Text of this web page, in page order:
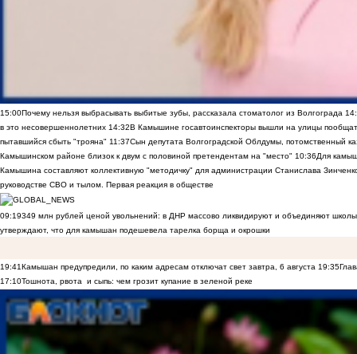
15:00Почему нельзя выбрасывать выбитые зубы, рассказала стоматолог из Волгограда
в это несовершеннолетних 14:32В Камышине госавтоинспекторы вышли на улицы
пытавшийся сбыть "трояна" 11:37Сын депутата Волгоградской Облдумы, потомственный
Камышинском районе близок к двум с половиной претендентам на "место" 10:36Для
Камышина составляют коллективную "методичку" для администрации Станислава
руководстве СВО и тылом. Первая реакция в обществе
09:19349 млн рублей ценой увольнений: в ДНР массово ликвидируют и объединяют
утверждают, что для камышан подешевела тарелка борща и окрошки
19:41Камышан предупредили, по каким адресам отключат свет завтра, 6 августа 19:35
17:10Тошнота, рвота и сыпь: чем грозит купание в зеленой реке